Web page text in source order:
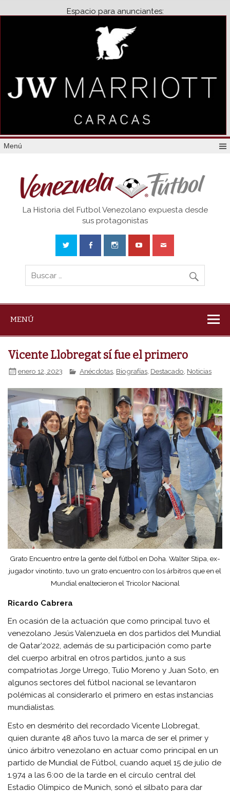
Espacio para anunciantes:
Menú
Venezuela
La Historia del Futbol Venezolano expuesta desde
sus protagonistas
MENÚ
Vicente Llobregat sí fue el primero
enero 12, 2023 Anécdotas Biografías Destacado Noticias
Grato Encuentro entre la gente del fútbol en Doha. Walter Stipa, ex-
jugador vinotinto, tuvo un grato encuentro con los árbitros que en el
Mundial enaltecieron el Tricolor Nacional
Ricardo Cabrera
En ocasión de la actuación que como principal tuvo el
venezolano Jesús Valenzuela en dos partidos del Mundial
de Qatar’2022, además de su participación como parte
del cuerpo arbitral en otros partidos, junto a sus
compatriotas Jorge Urrego, Tulio Moreno y Juan Soto, en
algunos sectores del fútbol nacional se levantaron
polémicas al considerarlo el primero en estas instancias
mundialistas.
Esto en desmérito del recordado Vicente Llobregat,
quien durante 48 años tuvo la marca de ser el primer y
único árbitro venezolano en actuar como principal en un
partido de Mundial de Fútbol, cuando aquel 15 de julio de
1.974 a las 6:00 de la tarde en el círculo central del
Estadio Olímpico de Munich, sonó el silbato para dar